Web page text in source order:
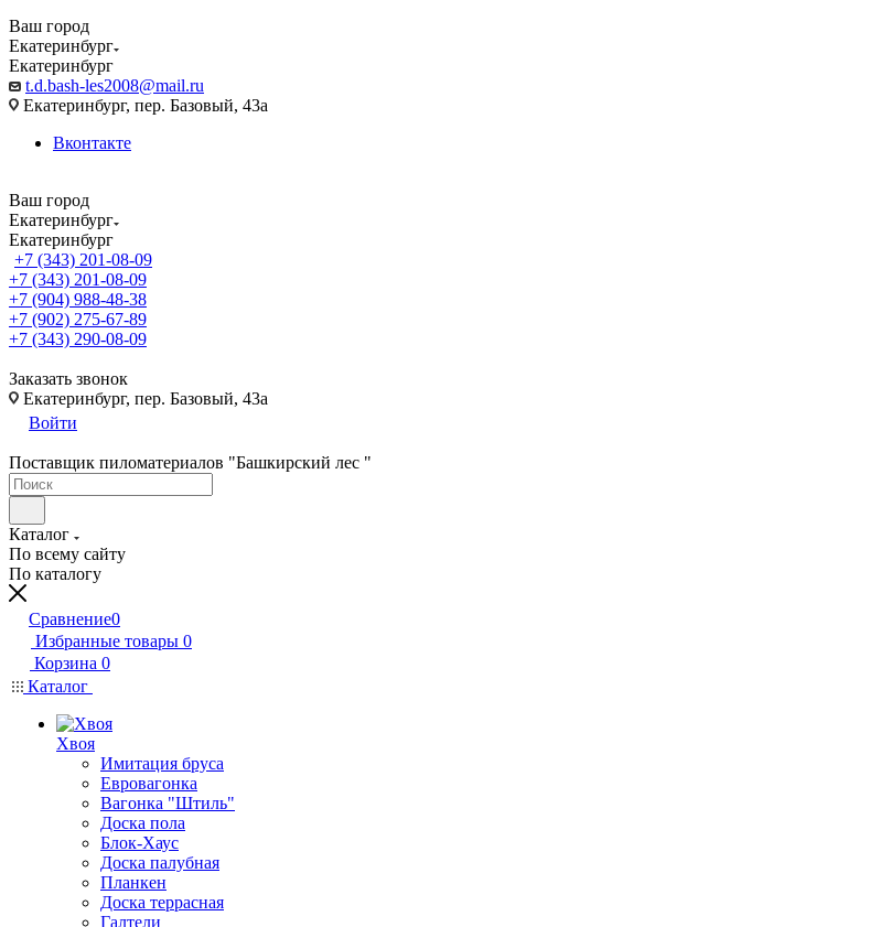
Ваш город
Екатеринбург
Екатеринбург
t.d.bash-les2008@mail.ru
Екатеринбург, пер. Базовый, 43а
Вконтакте
Ваш город
Екатеринбург
Екатеринбург
+7 (343) 201-08-09
+7 (343) 201-08-09
+7 (904) 988-48-38
+7 (902) 275-67-89
+7 (343) 290-08-09
Заказать звонок
Екатеринбург, пер. Базовый, 43а
Войти
Поставщик пиломатериалов "Башкирский лес "
Каталог
По всему сайту
По каталогу
Сравнение0
Избранные товары 0
Корзина 0
Каталог
Хвоя
Имитация бруса
Евровагонка
Вагонка "Штиль"
Доска пола
Блок-Хаус
Доска палубная
Планкен
Доска террасная
Галтели